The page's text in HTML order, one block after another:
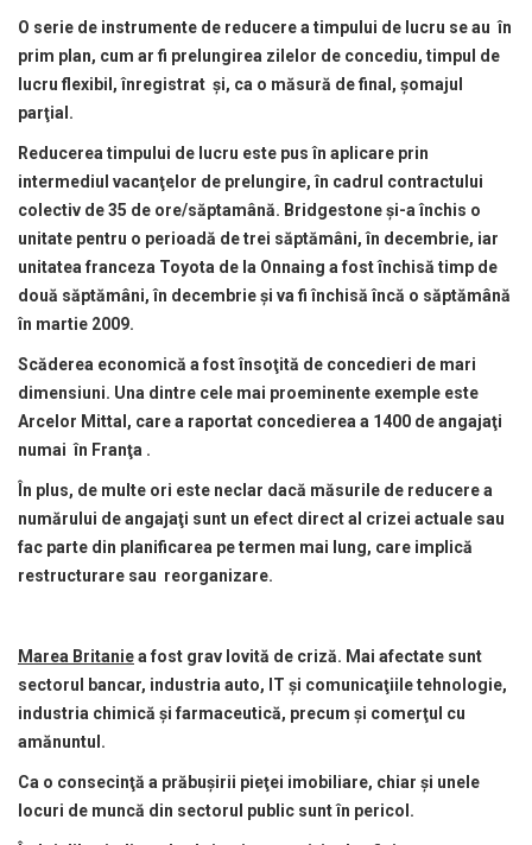
O serie de instrumente de reducere a timpului de lucru se au în
prim plan, cum ar fi prelungirea zilelor de concediu, timpul de
lucru flexibil, înregistrat şi, ca o măsură de final, şomajul
parţial.
Reducerea timpului de lucru este pus în aplicare prin
intermediul vacanţelor de prelungire, în cadrul contractului
colectiv de 35 de ore/săptamână. Bridgestone şi-a închis o
unitate pentru o perioadă de trei săptămâni, în decembrie, iar
unitatea franceza Toyota de la Onnaing a fost închisă timp de
două săptămâni, în decembrie şi va fi închisă încă o săptămână
în martie 2009.
Scăderea economică a fost însoţită de concedieri de mari
dimensiuni. Una dintre cele mai proeminente exemple este
Arcelor Mittal, care a raportat concedierea a 1400 de angajaţi
numai în Franţa .
În plus, de multe ori este neclar dacă măsurile de reducere a
numărului de angajaţi sunt un efect direct al crizei actuale sau
fac parte din planificarea pe termen mai lung, care implică
restructurare sau reorganizare.
Marea Britaniea fost grav lovită de criză. Mai afectate sunt
sectorul bancar, industria auto, IT şi comunicaţiile tehnologie,
industria chimică şi farmaceutică, precum şi comerţul cu
amănuntul.
Ca o consecinţă a prăbuşirii pieţei imobiliare, chiar şi unele
locuri de muncă din sectorul public sunt în pericol.